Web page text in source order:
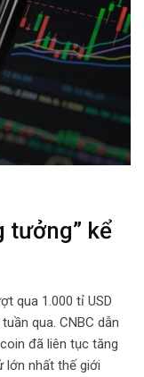
tưởng” kể
qua 1.000 tỉ USD
qua. CNBC dẫn
đã liên tục tăng
lớn nhất thế giới